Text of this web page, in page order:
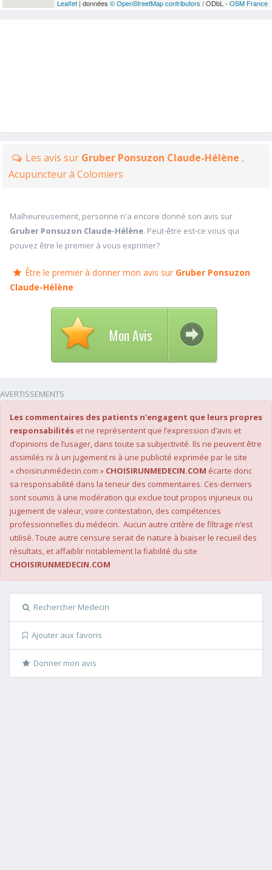
Leaflet| données © OpenStreetMap contributors / ODbL - OSM France
Les avis sur Gruber Ponsuzon Claude-Hélène ,
Acupuncteur à Colomiers
Malheureusement, personne n'a encore donné son avis sur
Gruber Ponsuzon Claude-Hélène. Peut-être est-ce vous qui
pouvez être le premier à vous exprimer?
Être le premier à donner mon avis sur Gruber Ponsuzon
Claude-Hélène
Mon Avis
AVERTISSEMENTS
Les commentaires des patients n’engagent que leurs propres
responsabilités et ne représentent que l’expression d’avis et
d’opinions de l’usager, dans toute sa subjectivité. Ils ne peuvent être
assimilés ni à un jugement ni à une publicité exprimée par le site
« choisirunmédecin.com » CHOISIRUNMEDECIN.COM écarte donc
sa responsabilité dans la teneur des commentaires. Ces-derniers
sont soumis à une modération qui exclue tout propos injurieux ou
jugement de valeur, voire contestation, des compétences
professionnelles du médecin. Aucun autre critère de filtrage n’est
utilisé. Toute autre censure serait de nature à biaiser le recueil des
résultats, et affaiblir notablement la fiabilité du site
CHOISIRUNMEDECIN.COM
Rechercher Medecin
Ajouter aux favoris
Donner mon avis